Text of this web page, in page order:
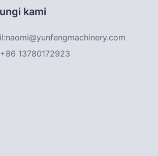
kami
naomi@yunfengmachinery.com
13780172923